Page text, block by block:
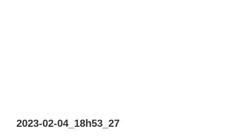
2023-02-04_18h53_27